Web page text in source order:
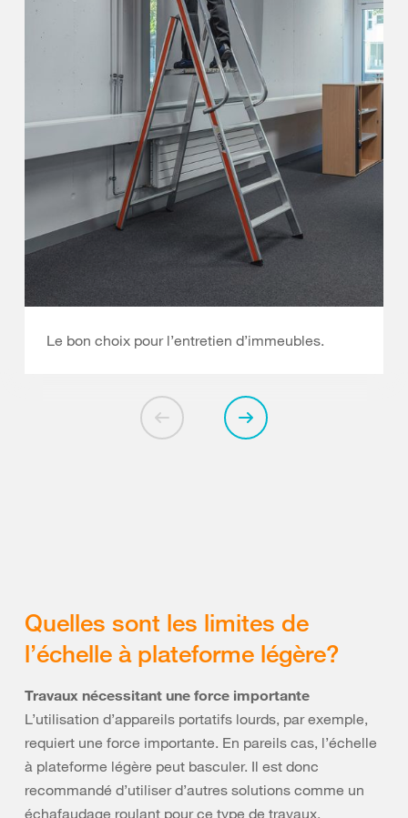
Le bon choix pour l’entretien d’immeubles.
Quelles sont les limites de
l’échelle à plateforme légère?
Travaux nécessitant une force importante
L’utilisation d’appareils portatifs lourds, par exemple,
requiert une force importante. En pareils cas, l’échelle
à plateforme légère peut basculer. Il est donc
recommandé d’utiliser d’autres solutions comme un
échafaudage roulant pour ce type de travaux.